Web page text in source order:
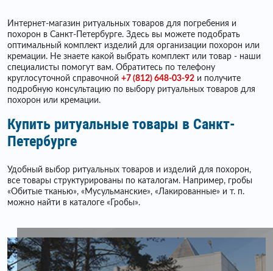
Интернет-магазин ритуальных товаров для погребения и
похорон в Санкт-Петербурге. Здесь вы можете подобрать
оптимальный комплект изделий для организации похорон или
кремации. Не знаете какой выбрать комплект или товар - наши
специалисты помогут вам. Обратитесь по телефону
круглосуточной справочной +7 (812) 648-03-92 и получите
подробную консультацию по выбору ритуальных товаров для
похорон или кремации.
Купить ритуальные товары в Санкт-
Петербурге
Удобный выбор ритуальных товаров и изделий для похорон,
все товары структурированы по каталогам. Например, гробы
«Обитые тканью», «Мусульманские», «Лакированные» и т. п.
можно найти в каталоге «Гробы».